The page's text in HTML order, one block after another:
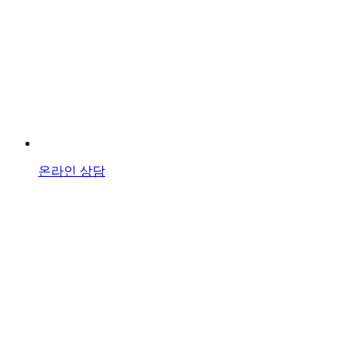
온라인 상담